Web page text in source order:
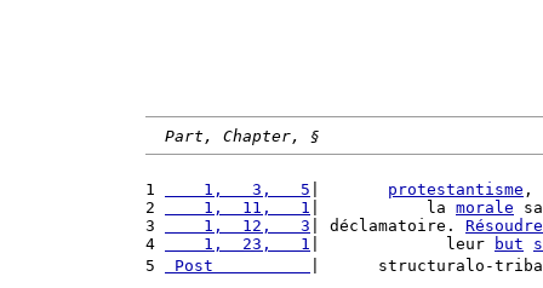
Part, Chapter, §
1
    1,   3,   5
protestantisme ,
2
    1,  11,   1
|           la morale
3
    1,  12,   3
| déclamatoire. Résoudre
4
    1,  23,   1
|             leur but
5
Post |      structuralo-